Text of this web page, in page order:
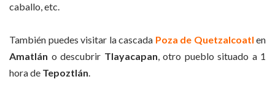
caballo, etc.
También puedes visitar la cascada Poza de Quetzalcoatl en
Amatlán o descubrir Tlayacapan, otro pueblo situado a 1
hora de Tepoztlán.